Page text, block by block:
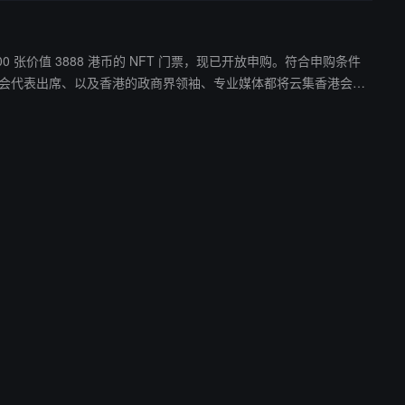
张价值 3888 港币的 NFT 门票，现已开放申购。符合申购条件
影响力的嘉宾，以及众多尖端企业、政府领袖、科技社群、知